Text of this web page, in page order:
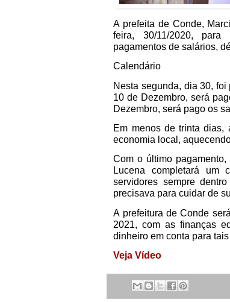
A prefeita de Conde,
feira, 30/11/2020,
pagamentos de salários,
Calendário
Nesta segunda, dia 30,
10 de Dezembro, será
Dezembro, será pago os
Em menos de trinta dias,
economia local,
Com o último
Lucena completará um
servidores sempre
precisava para cuidar de
A prefeitura de Conde
2021, com as finanças
dinheiro em conta para
Veja Vídeo